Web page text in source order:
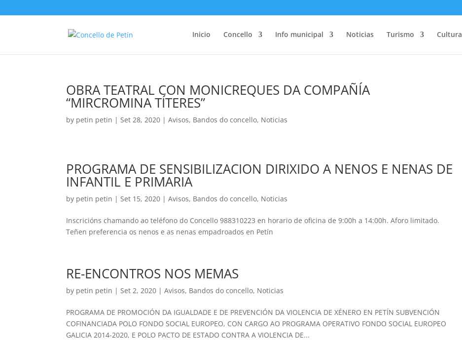
Inicio Concello Info municipal Noticias Turismo Cultura
OBRA TEATRAL CON MONICREQUES DA COMPAÑÍA
“MIRCROMINA TÍTERES”
by petin petin |Set 28, 2020 |Avisos, Bandos do concello, Noticias
PROGRAMA DE SENSIBILIZACION DIRIXIDO A NENOS E NENAS DE
INFANTIL E PRIMARIA
by petin petin |Set 15, 2020 |Avisos, Bandos do concello, Noticias
Inscricións chamando ao teléfono do Concello 988310223 en horario de oficina de 9:00h a 14:00h. Aforo limitado.
Teñen preferencia os nenos e as nenas empadroados en Petín
RE-ENCONTROS NOS MEMAS
by petin petin |Set 2, 2020 |Avisos, Bandos do concello, Noticias
PROGRAMA DE PROMOCIÓN DA IGUALDADE E DE PREVENCIÓN DA VIOLENCIA DE XÉNERO EN PETÍN SUBVENCIÓN
COFINANCIADA POLO FONDO SOCIAL EUROPEO, CON CARGO AO PROGRAMA OPERATIVO FONDO SOCIAL EUROPEO
GALICIA 2014-2020, E POLO PACTO DE ESTADO CONTRA A VIOLENCIA DE...